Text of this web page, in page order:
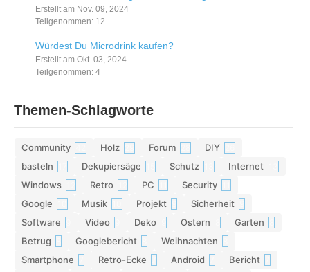
Erstellt am Nov. 09, 2024
Teilgenommen: 12
Würdest Du Microdrink kaufen?
Erstellt am Okt. 03, 2024
Teilgenommen: 4
Themen-Schlagworte
Community Holz Forum DIY
basteln Dekupiersäge Schutz Internet
Windows Retro PC Security
Google Musik Projekt Sicherheit
Software Video Deko Ostern Garten
Betrug Googlebericht Weihnachten
Smartphone Retro-Ecke Android Bericht